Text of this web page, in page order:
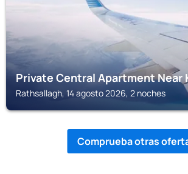
Private Central Apartment Near
Rathsallagh, 14 agosto 2026, 2 noches
Comprueba otras